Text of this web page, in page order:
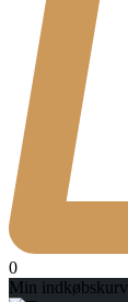
0
Min indkøbskurv